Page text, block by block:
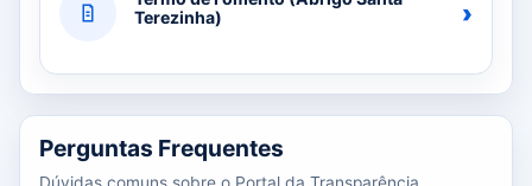
Terezinha)
›
Perguntas Frequentes
Dúvidas comuns sobre o Portal da Transparência.